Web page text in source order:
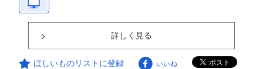
詳しく見る
ほしいものリストに登録 いいね